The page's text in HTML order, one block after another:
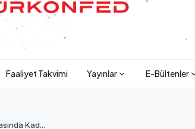
Faaliyet Takvimi Yayınlar E-Bültenler
Kad...